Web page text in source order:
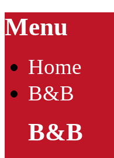
Menu
Home
B&B
B&B